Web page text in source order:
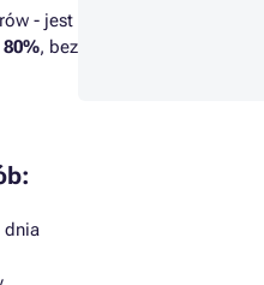
- jest
, bez
dnia